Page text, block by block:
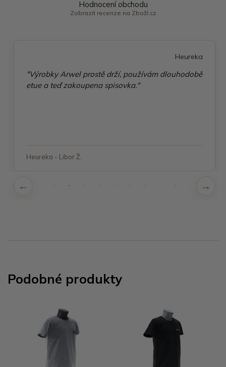
Hodnocení obchodu
Zobrazit recenze na Zboží.cz
Heureka
"Výrobky Arwel prostě drží, používám dlouhodobě
etue a teď zakoupena spisovka."
Heureka - Libor Ž.
Podobné produkty